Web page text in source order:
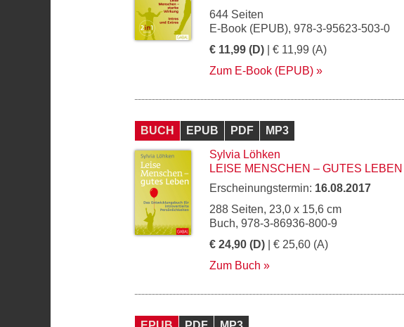
644 Seiten
E-Book (EPUB), 978-3-95623-503-0
€ 11,99 (D) | € 11,99 (A)
Zum E-Book (EPUB)
BUCH EPUB PDF
MP3
Sylvia Löhken
LEISE MENSCHEN – GUTES LEBEN
Erscheinungstermin: 16.08.2017
288 Seiten, 23,0 x 15,6 cm
Buch, 978-3-86936-800-9
€ 24,90 (D) | € 25,60 (A)
Zum Buch